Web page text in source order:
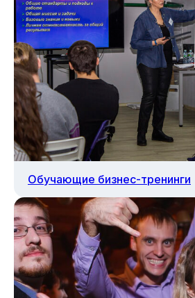
Обучающие бизнес-тренинги
Школьникам и семьям